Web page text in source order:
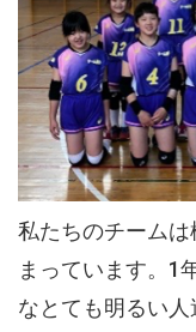
私たちのチーム
まっています。1
なとても明るい